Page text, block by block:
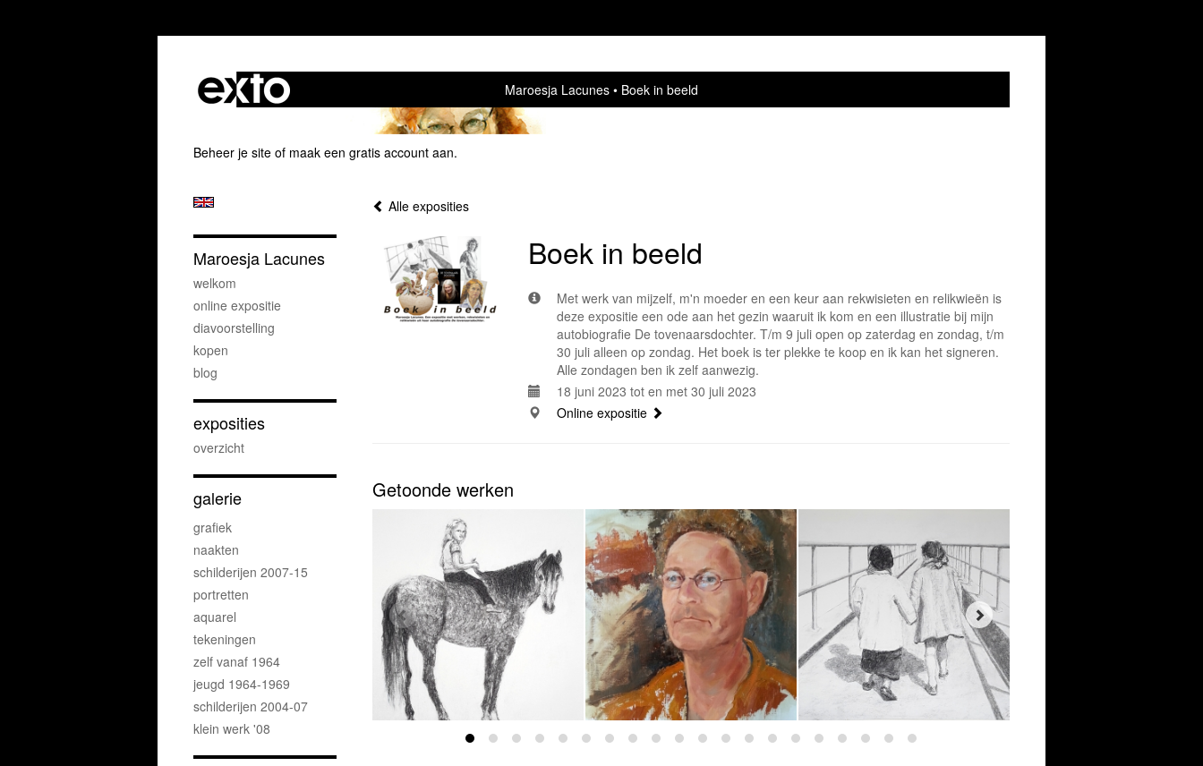
Maroesja Lacunes Boek in beeld
Beheer je site of maak een gratis account aan.
Alle exposities
Boek in beeld
Met werk van mijzelf, m'n moeder en een keur aan rekwisieten en relikwieën is
deze expositie een ode aan het gezin waaruit ik kom en een illustratie bij mijn
autobiografie De tovenaarsdochter. T/m 9 juli open op zaterdag en zondag, t/m
30 juli alleen op zondag. Het boek is ter plekke te koop en ik kan het signeren.
Alle zondagen ben ik zelf aanwezig.
18 juni 2023 tot en met 30 juli 2023
Online expositie
Getoonde werken
Maroesja Lacunes
welkom
online expositie
diavoorstelling
kopen
blog
exposities
overzicht
galerie
grafiek
naakten
schilderijen 2007-15
portretten
aquarel
tekeningen
zelf vanaf 1964
jeugd 1964-1969
schilderijen 2004-07
klein werk '08